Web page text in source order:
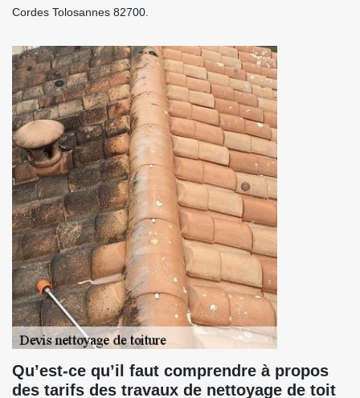
Cordes Tolosannes 82700.
Qu’est-ce qu’il faut comprendre à propos
des tarifs des travaux de nettoyage de toit